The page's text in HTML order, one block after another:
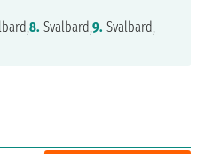
8. Svalbard,9. Svalbard,